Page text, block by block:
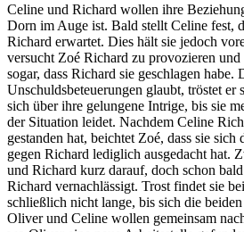
Celine und Richard wollen ihre
Dorn im Auge ist. Bald stellt Celine fest,
Richard erwartet. Dies hält sie jedoch
versucht Zoé Richard zu provozieren und
sogar, dass Richard sie geschlagen habe.
Unschuldsbeteuerungen glaubt, tröstet
sich über ihre gelungene Intrige, bis sie
der Situation leidet. Nachdem Celine
gestanden hat, beichtet Zoé, dass sie
gegen Richard lediglich ausgedacht hat.
und Richard kurz darauf, doch schon
Richard vernachlässigt. Trost findet sie
schließlich nicht lange, bis sich die
Oliver und Celine wollen gemeinsam